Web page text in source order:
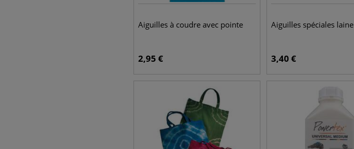
Aiguilles à coudre avec pointe
2,95 €
Aiguilles spéciales laine
3,40 €